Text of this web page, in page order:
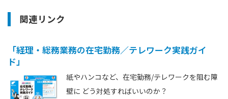
関連リンク
「経理・総務業務の在宅勤務／テレワーク実践ガイ
ド」
紙やハンコなど、在宅勤務/テレワークを阻む障
壁に どう対処すればいいのか？